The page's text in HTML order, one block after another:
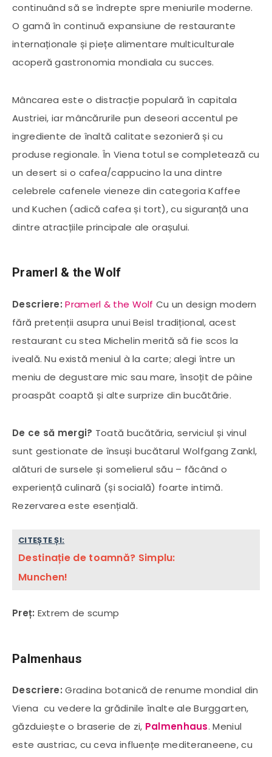
continuând să se îndrepte spre meniurile moderne.
O gamă în continuă expansiune de restaurante
internaționale și piețe alimentare multiculturale
acoperă gastronomia mondiala cu succes.
Mâncarea este o distracție populară în capitala
Austriei, iar mâncărurile pun deseori accentul pe
ingrediente de înaltă calitate sezonieră și cu
produse regionale. În Viena totul se completează cu
un desert si o cafea/cappucino la una dintre
celebrele cafenele vieneze din categoria Kaffee
und Kuchen (adică cafea și tort), cu siguranță una
dintre atracțiile principale ale orașului.
Pramerl & the Wolf
Descriere: Pramerl & the Wolf Cu un design modern
fără pretenții asupra unui Beisl tradițional, acest
restaurant cu stea Michelin merită să fie scos la
iveală. Nu există meniul à la carte; alegi între un
meniu de degustare mic sau mare, însoțit de pâine
proaspăt coaptă și alte surprize din bucătărie.
De ce să mergi? Toată bucătăria, serviciul și vinul
sunt gestionate de însuși bucătarul Wolfgang Zankl,
alături de sursele și somelierul său – făcând o
experiență culinară (și socială) foarte intimă.
Rezervarea este esențială.
CITEȘTE ȘI:
Destinație de toamnă? Simplu:
Munchen!
Preț: Extrem de scump
Palmenhaus
Descriere: Gradina botanică de renume mondial din
Viena cu vedere la grădinile înalte ale Burggarten,
găzduiește o braserie de zi, Palmenhaus. Meniul
este austriac, cu ceva influențe mediteraneene, cu